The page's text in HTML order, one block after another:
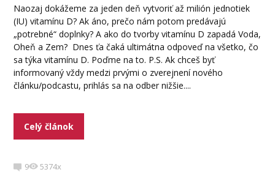
Naozaj dokážeme za jeden deň vytvoriť až milión jednotiek
(IU) vitamínu D? Ak áno, prečo nám potom predávajú
„potrebné“ doplnky? A ako do tvorby vitamínu D zapadá Voda,
Oheň a Zem? Dnes ťa čaká ultimátna odpoveď na všetko, čo
sa týka vitamínu D. Poďme na to. P.S. Ak chceš byť
informovaný vždy medzi prvými o zverejnení nového
článku/podcastu, prihlás sa na odber nižšie....
Celý článok
9 5374x